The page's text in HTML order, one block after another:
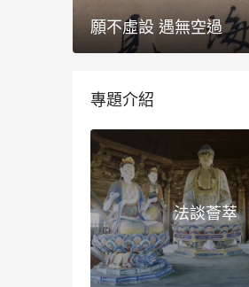
願不虛設 遇無空過
專題介紹
法談薈萃